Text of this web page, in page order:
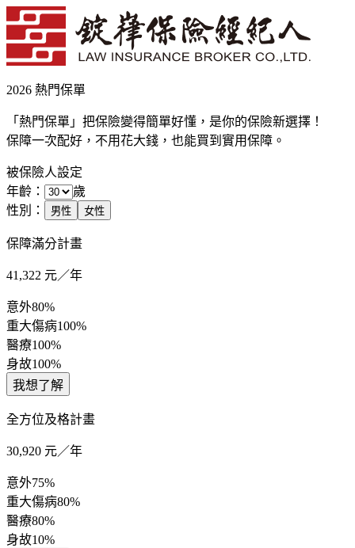
2026 熱門保單
「熱門保單」把保險變得簡單好懂，是你的保險新選擇！
保障一次配好，不用花大錢，也能買到實用保障。
被保險人設定
年齡：
歲
性別：
男性 女性
保障滿分計畫
41,322 元／年
意外80%
重大傷病100%
醫療100%
身故100%
我想了解
全方位及格計畫
30,920 元／年
意外75%
重大傷病80%
醫療80%
身故10%